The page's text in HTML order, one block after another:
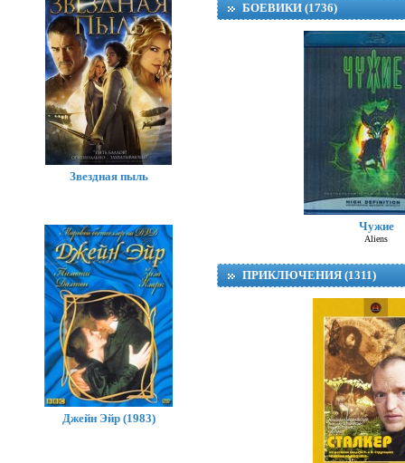
БОЕВИКИ (1736)
Чужие
Aliens
ПРИКЛЮЧЕНИЯ (1311)
Звездная пыль
Джейн Эйр (1983)